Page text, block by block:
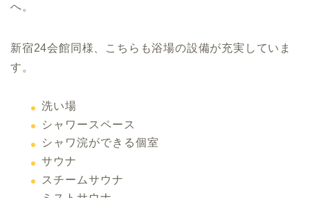
へ。
新宿24会館同様、こちらも浴場の設備が充実していま
す。
洗い場
シャワースペース
シャワ浣ができる個室
サウナ
スチームサウナ